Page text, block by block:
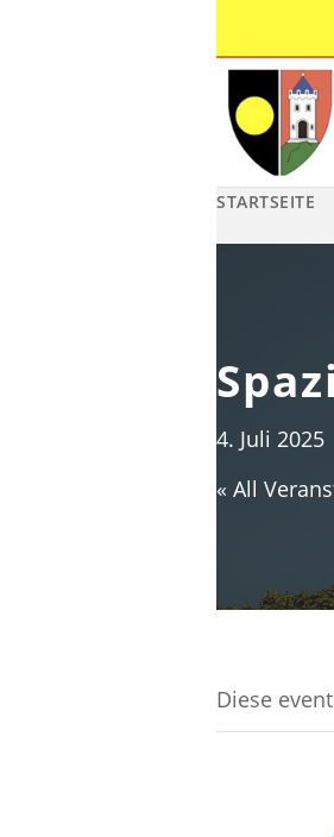
STARTSEITE
4. Juli 2025
« All
Diese